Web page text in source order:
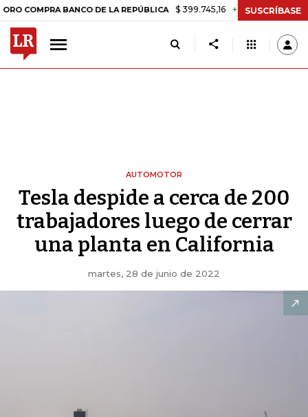
BANCO DE LA REPÚBLICA $ 399.745,16 +$ 2.295,71 +0,58%
SUSCRÍBASE
AUTOMOTOR
Tesla despide a cerca de 200
trabajadores luego de cerrar
una planta en California
martes, 28 de junio de 2022